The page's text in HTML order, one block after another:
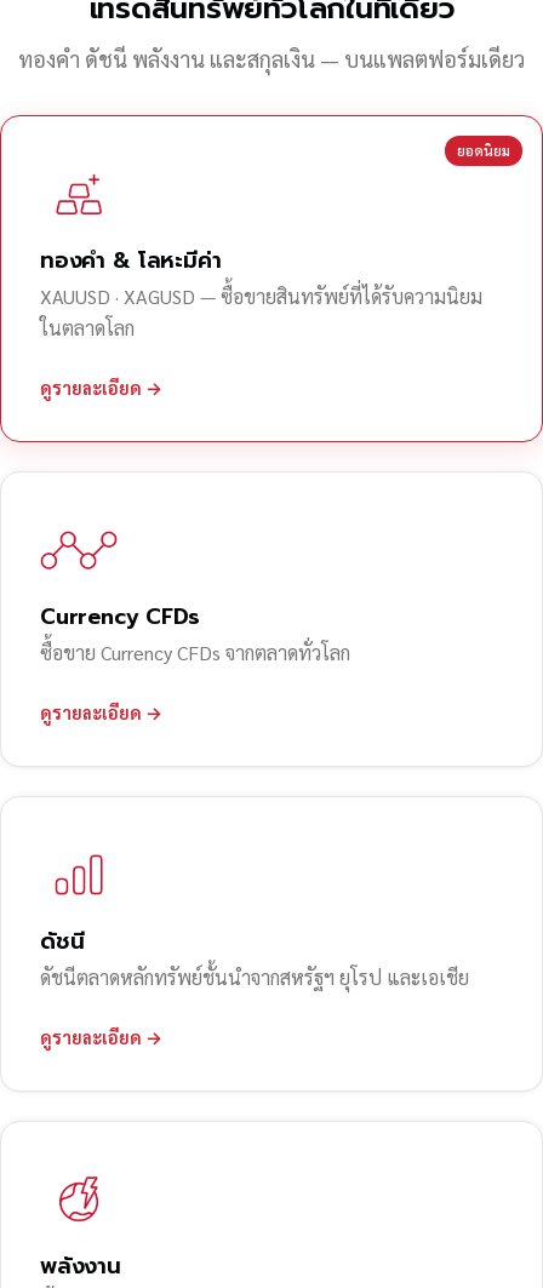
ทองคำ ดัชนี พลังงาน และสกุลเงิน — บนแพลตฟอร์มเดียว
ยอดนิยม
ทองคำ & โลหะมีค่า
XAUUSD · XAGUSD — ซื้อขายสินทรัพย์ที่ได้รับความนิยม
ในตลาดโลก
ดูรายละเอียด →
Currency CFDs
ซื้อขาย Currency CFDs จากตลาดทั่วโลก
ดูรายละเอียด →
ดัชนี
ดัชนีตลาดหลักทรัพย์ชั้นนำจากสหรัฐฯ ยุโรป และเอเชีย
ดูรายละเอียด →
พลังงาน